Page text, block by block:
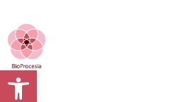
Abrir barra de herramientas